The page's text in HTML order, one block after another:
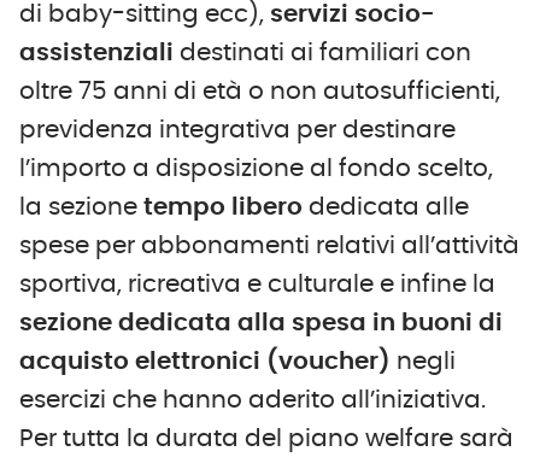
di baby-sitting ecc), servizi socio-
assistenziali destinati ai familiari con
oltre 75 anni di età o non autosufficienti,
previdenza integrativa per destinare
l’importo a disposizione al fondo scelto,
la sezione tempo libero dedicata alle
spese per abbonamenti relativi all’attività
sportiva, ricreativa e culturale e infine la
sezione dedicata alla spesa in buoni di
acquisto elettronici (voucher) negli
esercizi che hanno aderito all’iniziativa.
Per tutta la durata del piano welfare sarà